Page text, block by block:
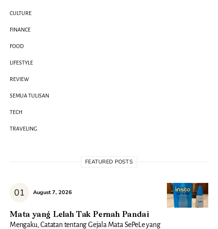
CULTURE
FINANCE
FOOD
LIFESTYLE
REVIEW
SEMUA TULISAN
TECH
TRAVELING
FEATURED POSTS
August 7, 2026
Mata yang Lelah Tak Pernah Pandai
Mengaku, Catatan tentang Gejala Mata SePeLe yang